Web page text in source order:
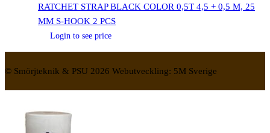
RATCHET STRAP BLACK COLOR 0,5T 4,5 + 0,5 M, 25
MM S-HOOK 2 PCS
Login to see price
© Smörjteknik & PSU 2026 Webutveckling: 5M Sverige